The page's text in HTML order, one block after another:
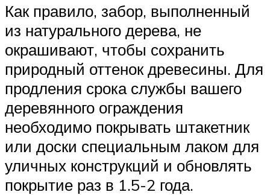
Как правило, забор, выполненный
из натурального дерева, не
окрашивают, чтобы сохранить
природный оттенок древесины. Для
продления срока службы вашего
деревянного ограждения
необходимо покрывать штакетник
или доски специальным лаком для
уличных конструкций и обновлять
покрытие раз в 1.5-2 года.